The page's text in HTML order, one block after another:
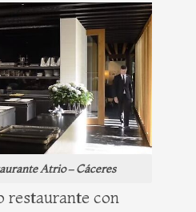
Atrio – Cáceres
restaurante con